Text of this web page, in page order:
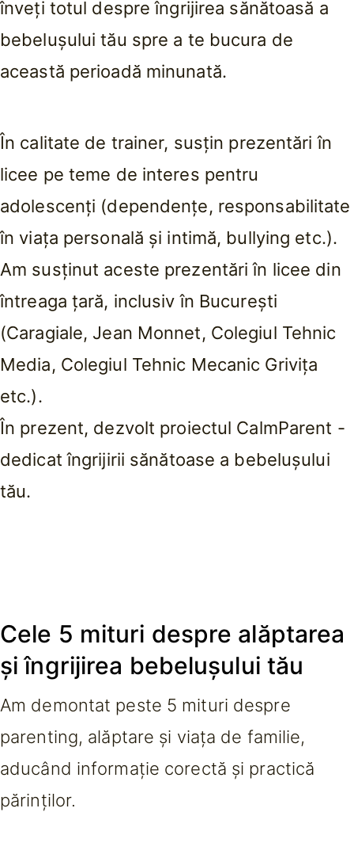
înveți totul despre îngrijirea sănătoasă a
bebelușului tău spre a te bucura de
această perioadă minunată.
În calitate de trainer, susțin prezentări în
licee pe teme de interes pentru
adolescenți (dependențe, responsabilitate
în viața personală și intimă, bullying etc.).
Am susținut aceste prezentări în licee din
întreaga țară, inclusiv în București
(Caragiale, Jean Monnet, Colegiul Tehnic
Media, Colegiul Tehnic Mecanic Grivița
etc.).
În prezent, dezvolt proiectul CalmParent -
dedicat îngrijirii sănătoase a bebelușului
tău.
Cele 5 mituri despre alăptarea
și îngrijirea bebelușului tău
Am demontat peste 5 mituri despre
parenting, alăptare și viața de familie,
aducând informație corectă și practică
părinților.